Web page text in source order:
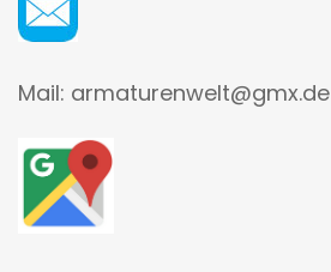
Mail: armaturenwelt@gmx.de